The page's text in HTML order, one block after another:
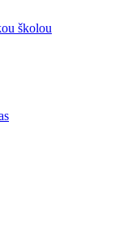
školou